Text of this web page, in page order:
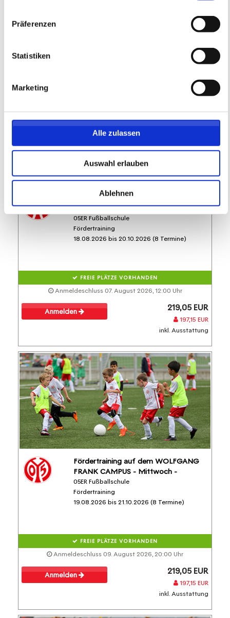
Präferenzen
Statistiken
Marketing
Alle zulassen
Auswahl erlauben
Ablehnen
Anmeldeschluss 07. August 2026, 15:30 Uhr
197,15 EUR
inkl. Ausstattung
Fördertraining auf dem WOLFGANG
FRANK CAMPUS - Dienstag -
05ER Fußballschule
Fördertraining
18.08.2026 bis 20.10.2026 (8 Termine)
FREIE PLÄTZE VORHANDEN
Anmeldeschluss 07. August 2026, 12:00 Uhr
Anmelden 219,05 EUR
197,15 EUR
inkl. Ausstattung
Fördertraining auf dem WOLFGANG
FRANK CAMPUS - Mittwoch -
05ER Fußballschule
Fördertraining
19.08.2026 bis 21.10.2026 (8 Termine)
FREIE PLÄTZE VORHANDEN
Anmeldeschluss 09. August 2026, 20:00 Uhr
Anmelden 219,05 EUR
197,15 EUR
inkl. Ausstattung